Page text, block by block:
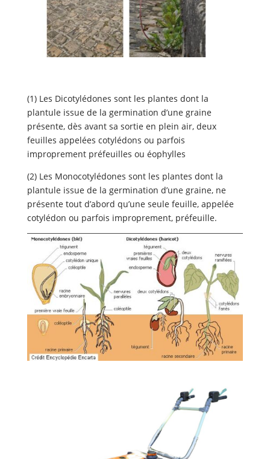
(1) Les Dicotylédones sont les plantes dont la
plantule issue de la germination d’une graine
présente, dès avant sa sortie en plein air, deux
feuilles appelées cotylédons ou parfois
improprement préfeuilles ou éophylles
(2) Les Monocotylédones sont les plantes dont la
plantule issue de la germination d’une graine, ne
présente tout d’abord qu’une seule feuille, appelée
cotylédon ou parfois improprement, préfeuille.